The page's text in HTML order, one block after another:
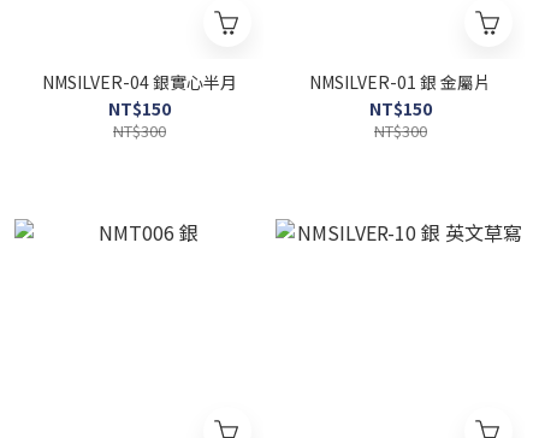
NMSILVER-04 銀實心半月
NT$150
NT$300
NMSILVER-01 銀 金屬片
NT$150
NT$300